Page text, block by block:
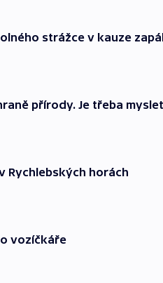
strážce v kauze
přírody. Je třeba
Rychlebských horách
vozíčkáře